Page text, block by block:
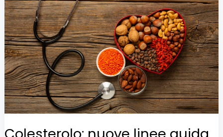
linee
guida
consigliano
controlli
già
dai
30